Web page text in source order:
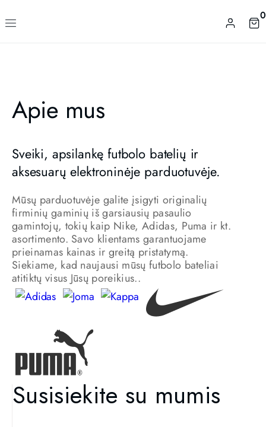
0
Apie mus
Sveiki, apsilankę futbolo batelių ir
aksesuarų elektroninėje parduotuvėje.
Mūsų parduotuvėje galite įsigyti originalių
firminių gaminių iš garsiausių pasaulio
gamintojų, tokių kaip Nike, Adidas, Puma ir kt.
asortimento. Savo klientams garantuojame
prieinamas kainas ir greitą pristatymą.
Siekiame, kad naujausi mūsų futbolo bateliai
atitiktų visus Jūsų poreikius..
Susisiekite su mumis